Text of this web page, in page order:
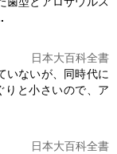
日本大百科全書
いないが、同時代に
と小さいので、 ア
日本大百科全書